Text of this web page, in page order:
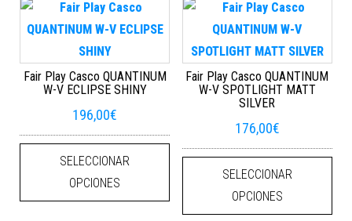
Fair Play Casco QUANTINUM
W-V ECLIPSE SHINY
196,00€
SELECCIONAR
OPCIONES
Este producto tiene múltiples
Fair Play Casco QUANTINUM
W-V SPOTLIGHT MATT
SILVER
176,00€
SELECCIONAR
OPCIONES